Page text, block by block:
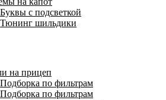
Буквы с подсветкой
Тюнинг шильдики
на прицеп
Подборка по фильтрам
Подборка по фильтрам